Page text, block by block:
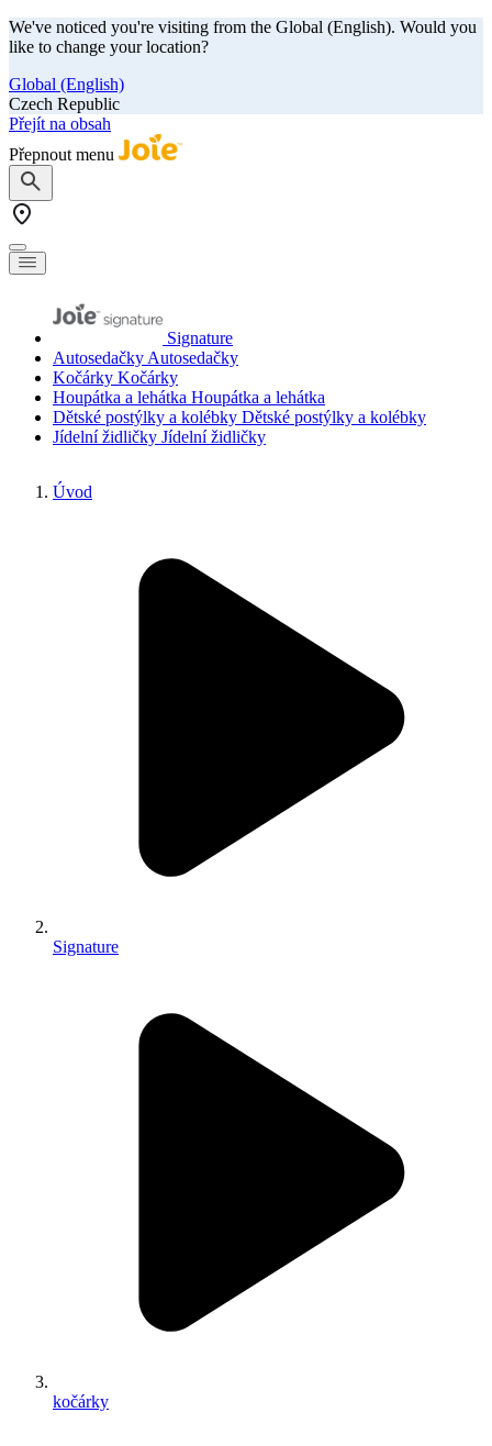
We've noticed you're visiting from the Global (English). Would you
like to change your location?
Global (English)
Czech Republic
Přejít na obsah
Přepnout menu
Signature
Autosedačky Autosedačky
Kočárky Kočárky
Houpátka a lehátka Houpátka a lehátka
Dětské postýlky a kolébky Dětské postýlky a kolébky
Jídelní židličky Jídelní židličky
Úvod
Signature
kočárky